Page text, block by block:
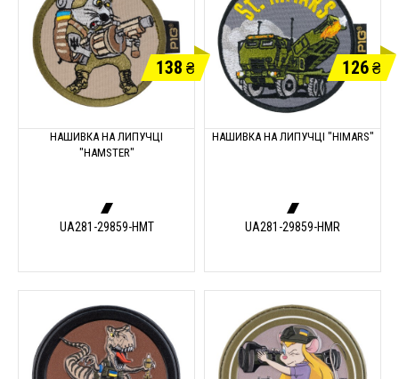
138 ₴
НАШИВКА НА ЛИПУЧЦІ
"HAMSTER"
UA281-29859-HMT
126₴
НАШИВКА НА ЛИПУЧЦІ "HIMARS"
UA281-29859-HMR